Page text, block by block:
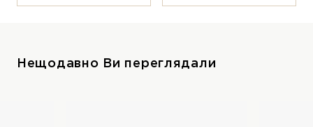
Нещодавно Ви переглядали